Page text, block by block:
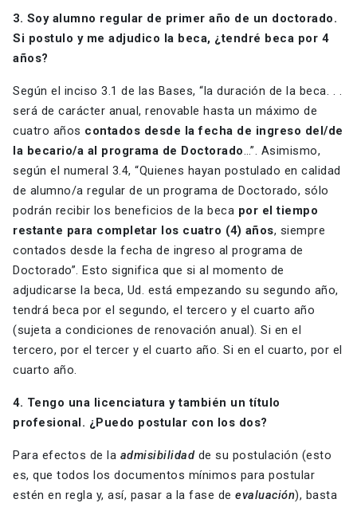
3. Soy alumno regular de primer año de un doctorado.
Si postulo y me adjudico la beca, ¿tendré beca por 4
años?
Según el inciso 3.1 de las Bases, “la duración de la beca. . .
será de carácter anual, renovable hasta un máximo de
cuatro años contados desde la fecha de ingreso del/de
la becario/a al programa de Doctorado…”. Asimismo,
según el numeral 3.4, “Quienes hayan postulado en calidad
de alumno/a regular de un programa de Doctorado, sólo
podrán recibir los beneficios de la beca por el tiempo
restante para completar los cuatro (4) años, siempre
contados desde la fecha de ingreso al programa de
Doctorado”. Esto significa que si al momento de
adjudicarse la beca, Ud. está empezando su segundo año,
tendrá beca por el segundo, el tercero y el cuarto año
(sujeta a condiciones de renovación anual). Si en el
tercero, por el tercer y el cuarto año. Si en el cuarto, por el
cuarto año.
4. Tengo una licenciatura y también un título
profesional. ¿Puedo postular con los dos?
Para efectos de la admisibilidad de su postulación (esto
es, que todos los documentos mínimos para postular
estén en regla y, así, pasar a la fase de evaluación), basta